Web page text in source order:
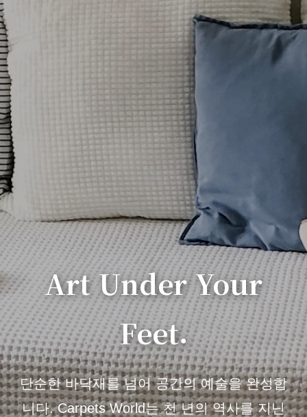
Art Under Your
Feet.
단순한 바닥재를 넘어 공간의 예술을 완성합
니다. Carpets World는 천 년의 역사를 지닌